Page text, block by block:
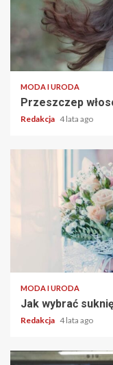
2 min read
MODA I URODA
Przeszczep
Redakcja 4 lata ago
MODA I URODA
Jak wybrać
Redakcja 4 lata ago